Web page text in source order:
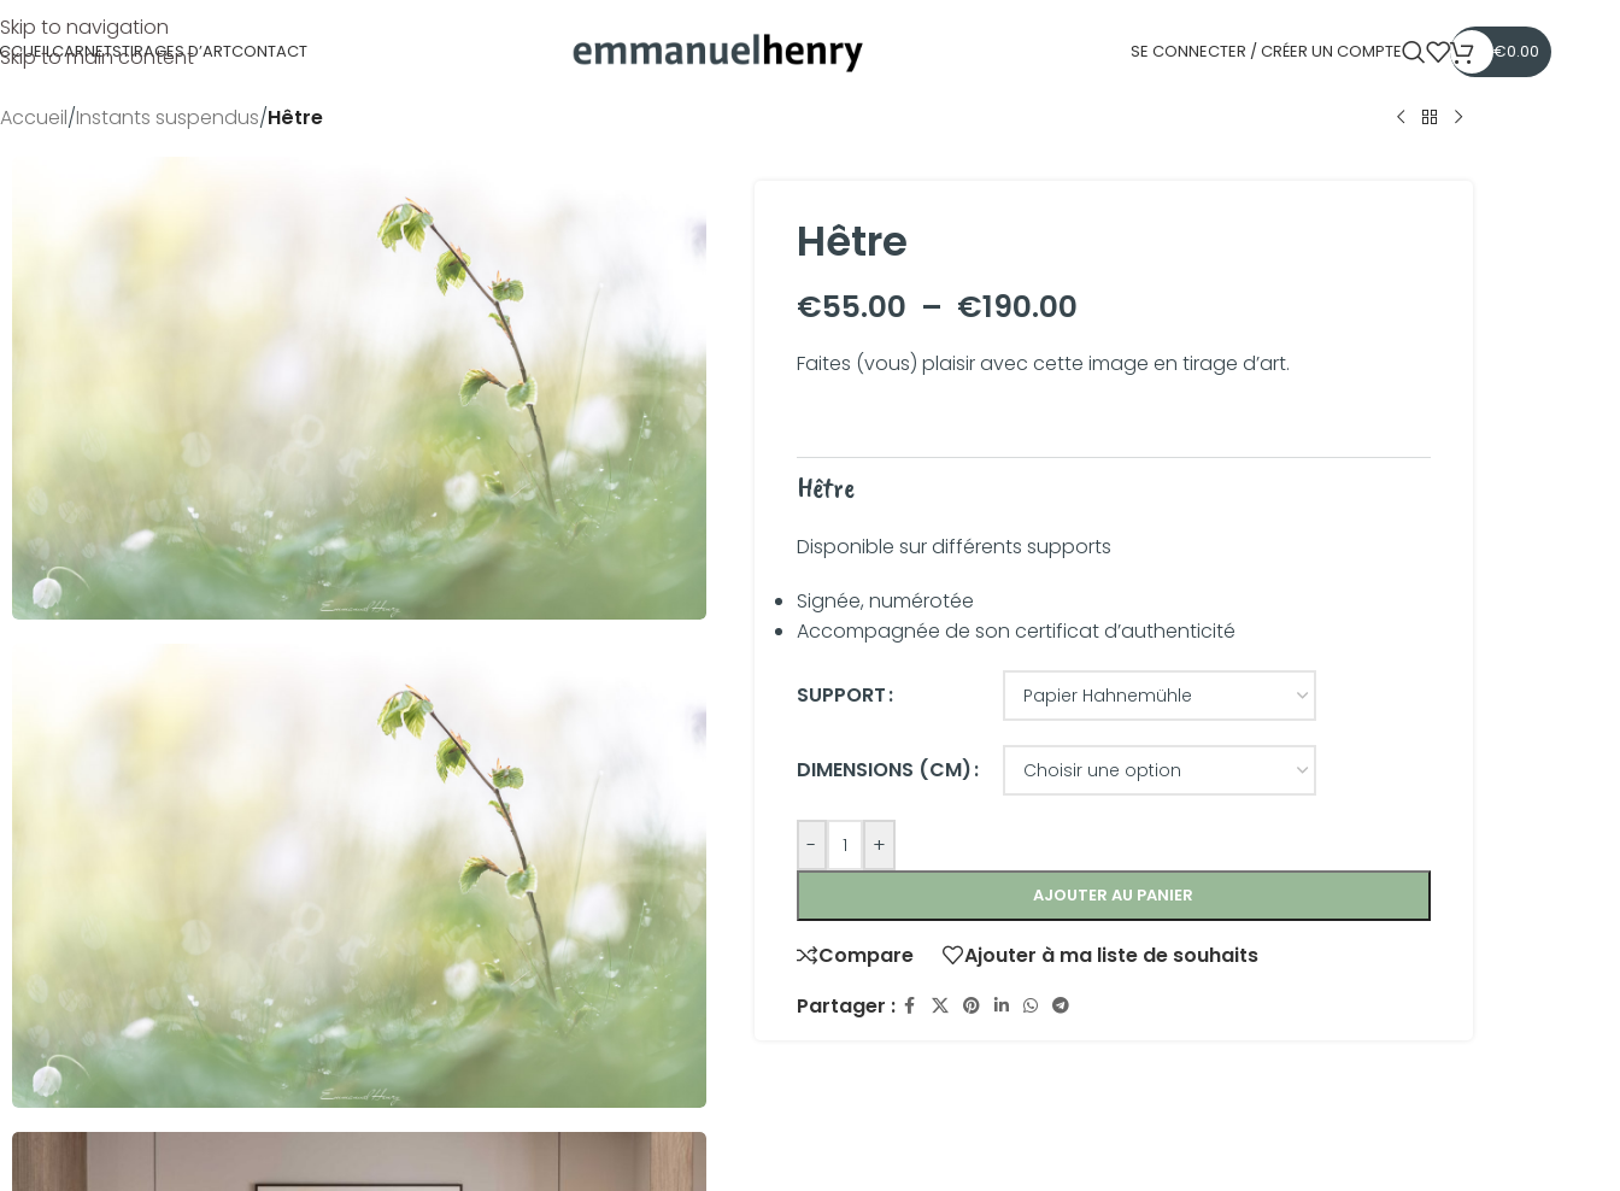
Skip to navigation
Skip to main content
CARNETSTIRAGES D’ARTCONTACT SE CONNECTER / CRÉER UN COMPTE €0.00
Accueil/Instants suspendus/Hêtre
Hêtre
€55.00 – €190.00
Faites (vous) plaisir avec cette image en tirage d’art.
Hêtre
Disponible sur différents supports
Signée, numérotée
Accompagnée de son certificat d’authenticité
SUPPORT
DIMENSIONS (CM)
- +
AJOUTER AU PANIER
Compare
Ajouter à ma liste de souhaits
Partager :